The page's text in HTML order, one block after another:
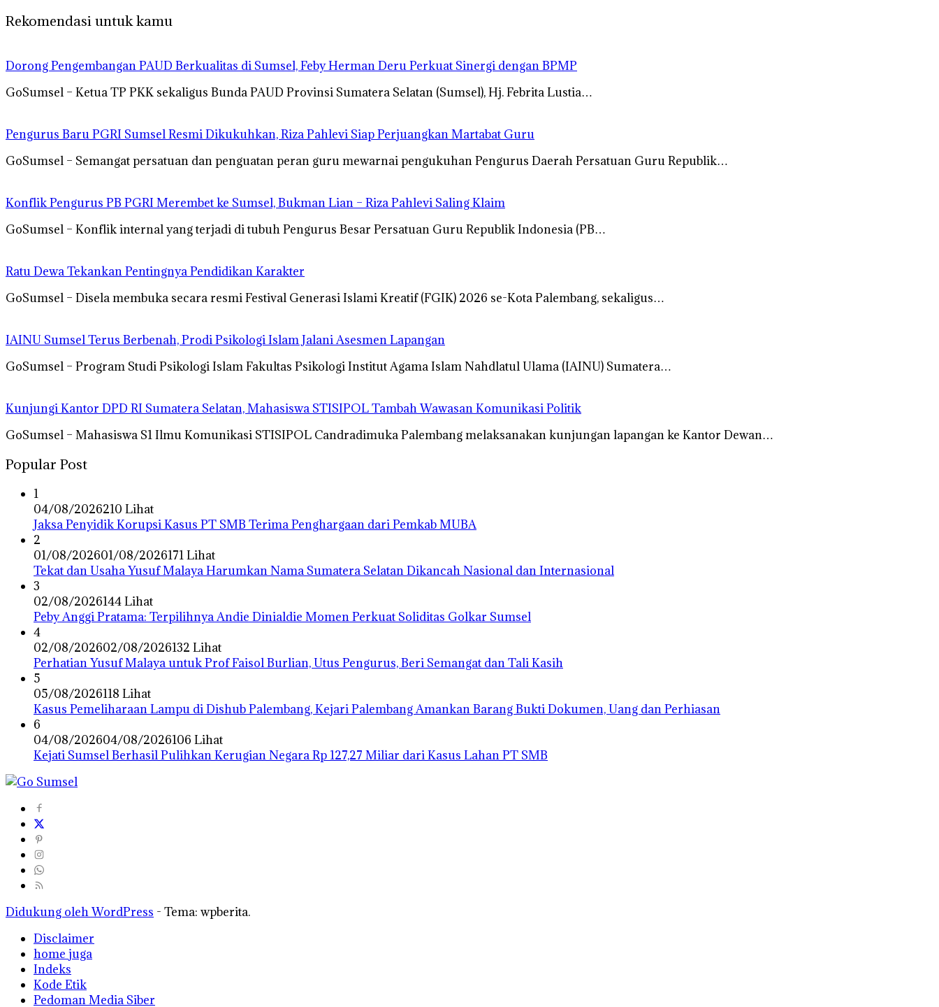
Rekomendasi untuk kamu
Dorong Pengembangan PAUD Berkualitas di Sumsel, Feby Herman Deru Perkuat Sinergi dengan BPMP
GoSumsel – Ketua TP PKK sekaligus Bunda PAUD Provinsi Sumatera Selatan (Sumsel), Hj. Febrita Lustia…
Pengurus Baru PGRI Sumsel Resmi Dikukuhkan, Riza Pahlevi Siap Perjuangkan Martabat Guru
GoSumsel – Semangat persatuan dan penguatan peran guru mewarnai pengukuhan Pengurus Daerah Persatuan Guru Republik…
Konflik Pengurus PB PGRI Merembet ke Sumsel, Bukman Lian – Riza Pahlevi Saling Klaim
GoSumsel – Konflik internal yang terjadi di tubuh Pengurus Besar Persatuan Guru Republik Indonesia (PB…
Ratu Dewa Tekankan Pentingnya Pendidikan Karakter
GoSumsel – Disela membuka secara resmi Festival Generasi Islami Kreatif (FGIK) 2026 se-Kota Palembang, sekaligus…
IAINU Sumsel Terus Berbenah, Prodi Psikologi Islam Jalani Asesmen Lapangan
GoSumsel – Program Studi Psikologi Islam Fakultas Psikologi Institut Agama Islam Nahdlatul Ulama (IAINU) Sumatera…
Kunjungi Kantor DPD RI Sumatera Selatan, Mahasiswa STISIPOL Tambah Wawasan Komunikasi Politik
GoSumsel – Mahasiswa S1 Ilmu Komunikasi STISIPOL Candradimuka Palembang melaksanakan kunjungan lapangan ke Kantor Dewan…
Popular Post
1
04/08/2026210 Lihat
Jaksa Penyidik Korupsi Kasus PT SMB Terima Penghargaan dari Pemkab MUBA
2
01/08/202601/08/2026171 Lihat
Tekat dan Usaha Yusuf Malaya Harumkan Nama Sumatera Selatan Dikancah Nasional dan Internasional
3
02/08/2026144 Lihat
Peby Anggi Pratama: Terpilihnya Andie Dinialdie Momen Perkuat Soliditas Golkar Sumsel
4
02/08/202602/08/2026132 Lihat
Perhatian Yusuf Malaya untuk Prof Faisol Burlian, Utus Pengurus, Beri Semangat dan Tali Kasih
5
05/08/2026118 Lihat
Kasus Pemeliharaan Lampu di Dishub Palembang, Kejari Palembang Amankan Barang Bukti Dokumen, Uang dan Perhiasan
6
04/08/202604/08/2026106 Lihat
Kejati Sumsel Berhasil Pulihkan Kerugian Negara Rp 127,27 Miliar dari Kasus Lahan PT SMB
Didukung oleh WordPress - Tema: wpberita.
Disclaimer
home juga
Indeks
Kode Etik
Pedoman Media Siber